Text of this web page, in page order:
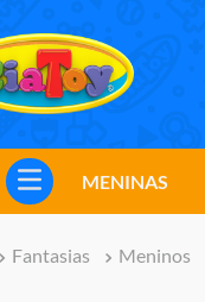
MENINAS
Fantasias Meninos